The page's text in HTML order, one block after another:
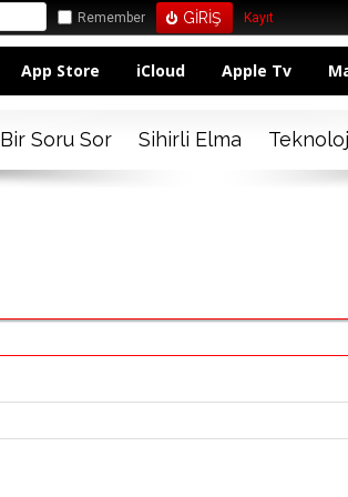
Remember Kayıt
App Store iCloud Apple Tv
Bir Soru Sor Sihirli Elma